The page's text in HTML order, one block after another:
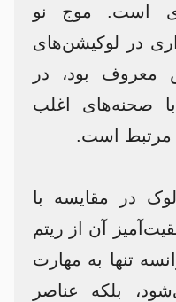
است. موج نو
در لوکیشن‌های
معروف بود، در
صحنه‌های اغلب
مرتبط است.
در مقایسه با
آن از ریتم
تنها به مهارت
بلکه عناصر